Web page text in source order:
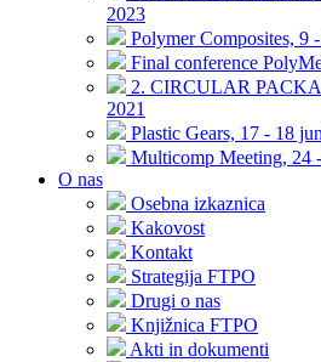
2023
Polymer Composites, 9
Final conference
2. CIRCULAR
2021
Plastic Gears, 17 - 18
Multicomp Meeting, 24
O nas
Osebna izkaznica
Kakovost
Kontakt
Strategija FTPO
Drugi o nas
Knjižnica FTPO
Akti in dokumenti